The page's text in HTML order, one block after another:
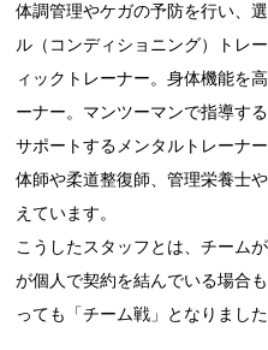
体調管理やケガの予防を行い、
ル（コンディショニング）トレ
ィックトレーナー。身体機能を
ーナー。マンツーマンで指導す
サポートするメンタルトレーナ
体師や柔道整復師、管理栄養士
えています。
こうしたスタッフとは、チーム
が個人で契約を結んでいる場合
っても「チーム戦」となりました